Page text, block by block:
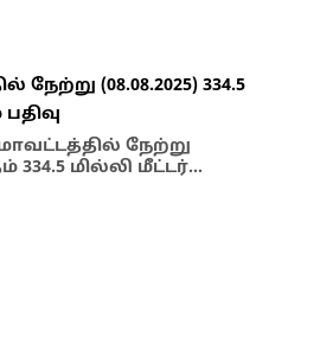
நேற்று (08.08.2025) 334.5
மாவட்டத்தில் நேற்று
334.5 மில்லி மீட்டர்…